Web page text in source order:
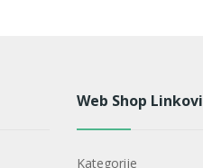
Web Shop Linkovi
Kategorije